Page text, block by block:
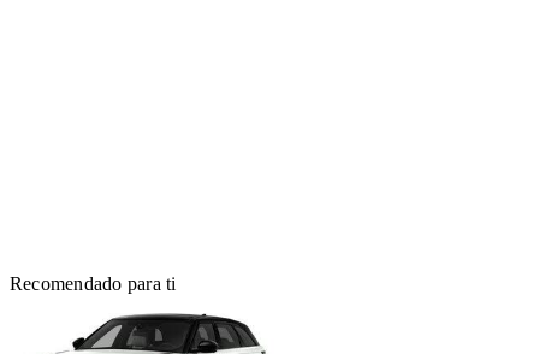
Recomendado para ti